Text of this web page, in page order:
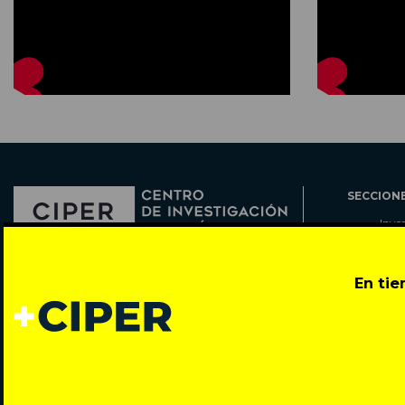
En
Todos los derechos reservados © 2007-2026